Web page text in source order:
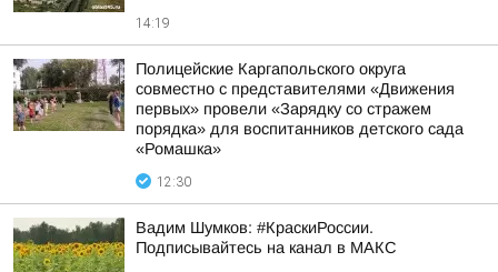
14:19
Полицейские Каргапольского округа
совместно с представителями «Движения
первых» провели «Зарядку со стражем
порядка» для воспитанников детского сада
«Ромашка»
12:30
Вадим Шумков: #КраскиРоссии.
Подписывайтесь на канал в МАКС